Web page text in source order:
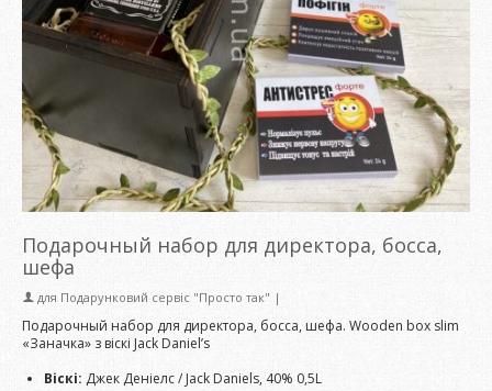
Подарочный набор для директора, босса,
шефа
для Подарунковий сервіс "Просто так" |
Подарочный набор для директора, босса, шефа. Wooden box slim
«Заначка» з віскі Jack Daniel’s
Віскі: Джек Деніелс / Jack Daniels, 40% 0,5L